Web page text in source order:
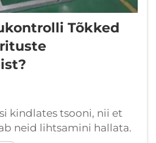
Tõkked
kindlates tsooni, nii et
neid lihtsamini hallata.